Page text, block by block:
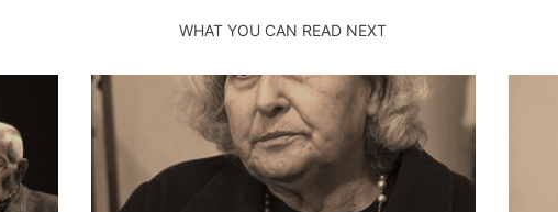
WHAT YOU CAN READ NEXT